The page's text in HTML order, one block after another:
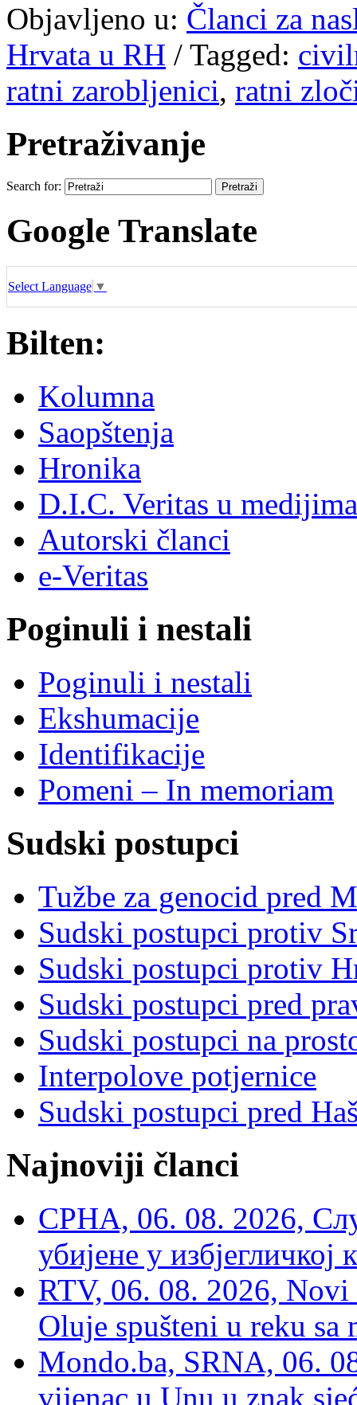
Objavljeno u: Članci za
Hrvata u RH / Tagged:
ratni zarobljenici, ratni
Pretraživanje
Search for:
Google Translate
Select Language ▼
Bilten:
Kolumna
Saopštenja
Hronika
D.I.C. Veritas u medijima
Autorski članci
e-Veritas
Poginuli i nestali
Poginuli i nestali
Ekshumacije
Identifikacije
Pomeni – In memoriam
Sudski postupci
Tužbe za genocid pred
Sudski postupci protiv
Sudski postupci protiv
Sudski postupci pred
Sudski postupci na
Interpolove potjernice
Sudski postupci pred
Najnoviji članci
СРНА, 06. 08. 2026,
убијене у избјегличкој
RTV, 06. 08. 2026, Novi
Oluje spušteni u reku sa
Mondo.ba, SRNA, 06.
vijenac u Unu u znak